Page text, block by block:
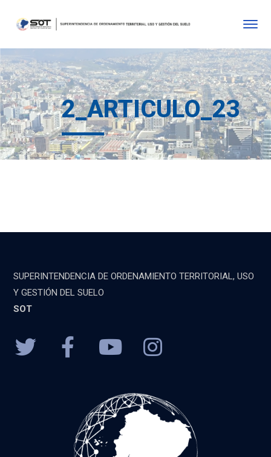
2_ARTICULO_23
SUPERINTENDENCIA DE ORDENAMIENTO TERRITORIAL, USO
Y GESTIÓN DEL SUELO
SOT